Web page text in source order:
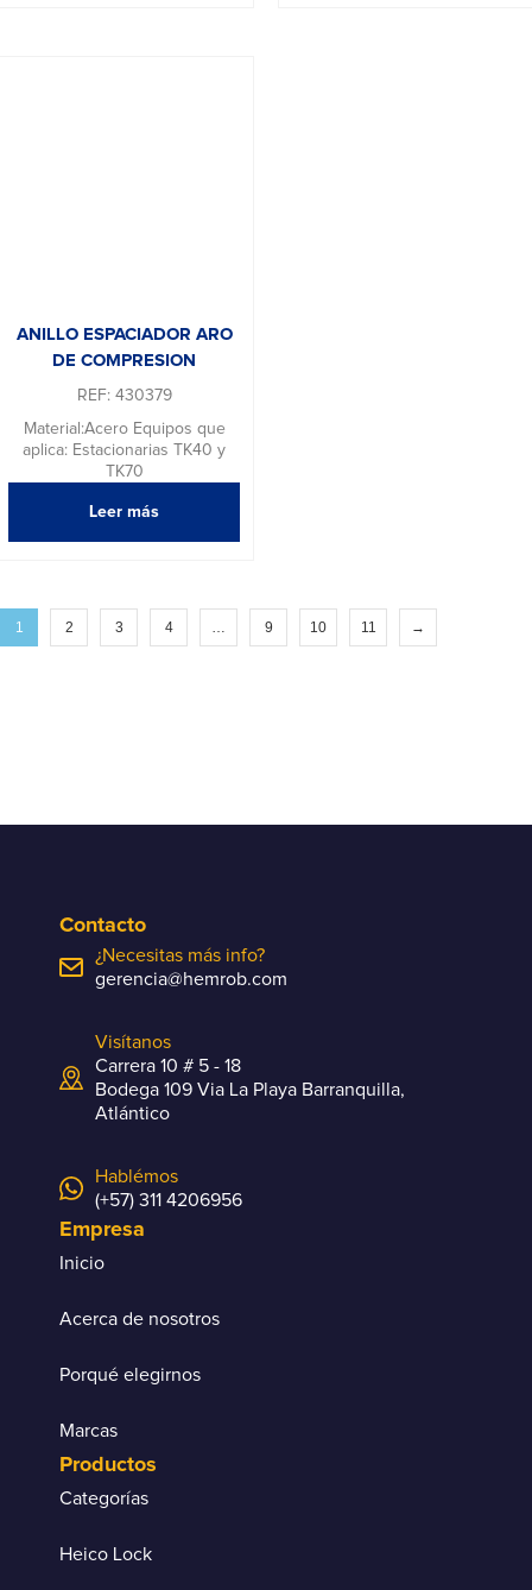
ANILLO ESPACIADOR ARO
DE COMPRESION
REF: 430379
Material:Acero Equipos que
aplica: Estacionarias TK40 y
TK70
Leer más
1 2 3 4 … 9 10 11 →
Contacto
¿Necesitas más info?
gerencia@hemrob.com
Visítanos
Carrera 10 # 5 - 18
Bodega 109 Via La Playa Barranquilla,
Atlántico
Hablémos
(+57) 311 4206956
Empresa
Inicio
Acerca de nosotros
Porqué elegirnos
Marcas
Productos
Categorías
Heico Lock